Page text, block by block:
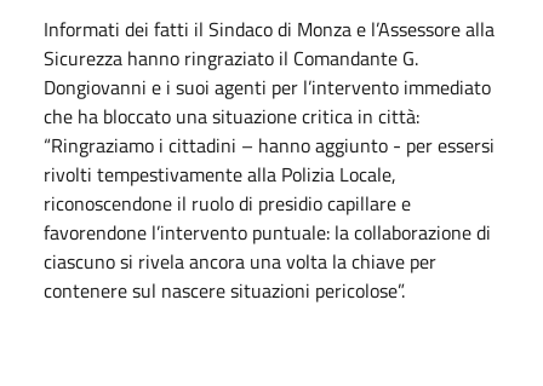
Informati dei fatti il Sindaco di Monza e l’Assessore alla
Sicurezza hanno ringraziato il Comandante G.
Dongiovanni e i suoi agenti per l’intervento immediato
che ha bloccato una situazione critica in città:
“Ringraziamo i cittadini – hanno aggiunto - per essersi
rivolti tempestivamente alla Polizia Locale,
riconoscendone il ruolo di presidio capillare e
favorendone l’intervento puntuale: la collaborazione di
ciascuno si rivela ancora una volta la chiave per
contenere sul nascere situazioni pericolose”.